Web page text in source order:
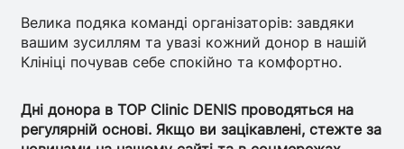
Велика подяка команді організаторів: завдяки
вашим зусиллям та увазі кожний донор в нашій
Клініці почував себе спокійно та комфортно.
Дні донора в TOP Clinic DENIS проводяться на
регулярній основі. Якщо ви зацікавлені, стежте за